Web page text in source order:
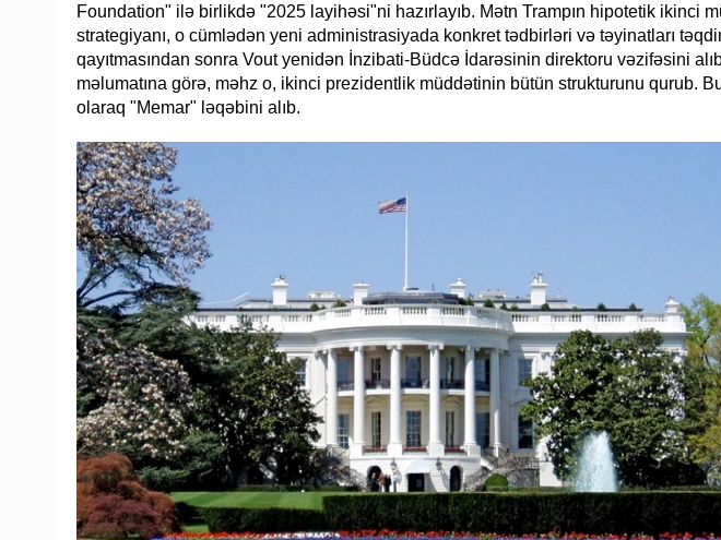
Foundation" ilə birlikdə "2025 layihəsi"ni hazırlayıb. Mətn Trampın hipotetik ikinci
strategiyanı, o cümlədən yeni administrasiyada konkret tədbirləri və təyinatları
qayıtmasından sonra Vout yenidən İnzibati-Büdcə İdarəsinin direktoru vəzifəsini
məlumatına görə, məhz o, ikinci prezidentlik müddətinin bütün strukturunu qurub.
olaraq "Memar" ləqəbini alıb.